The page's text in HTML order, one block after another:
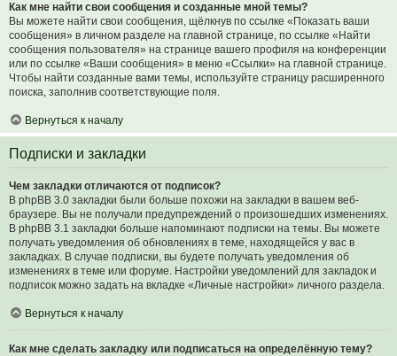
Как мне найти свои сообщения и созданные мной темы?
Вы можете найти свои сообщения, щёлкнув по ссылке «Показать ваши
сообщения» в личном разделе на главной странице, по ссылке «Найти
сообщения пользователя» на странице вашего профиля на конференции
или по ссылке «Ваши сообщения» в меню «Ссылки» на главной странице.
Чтобы найти созданные вами темы, используйте страницу расширенного
поиска, заполнив соответствующие поля.
Вернуться к началу
Подписки и закладки
Чем закладки отличаются от подписок?
В phpBB 3.0 закладки были больше похожи на закладки в вашем веб-
браузере. Вы не получали предупреждений о произошедших изменениях.
В phpBB 3.1 закладки больше напоминают подписки на темы. Вы можете
получать уведомления об обновлениях в теме, находящейся у вас в
закладках. В случае подписки, вы будете получать уведомления об
изменениях в теме или форуме. Настройки уведомлений для закладок и
подписок можно задать на вкладке «Личные настройки» личного раздела.
Вернуться к началу
Как мне сделать закладку или подписаться на определённую тему?